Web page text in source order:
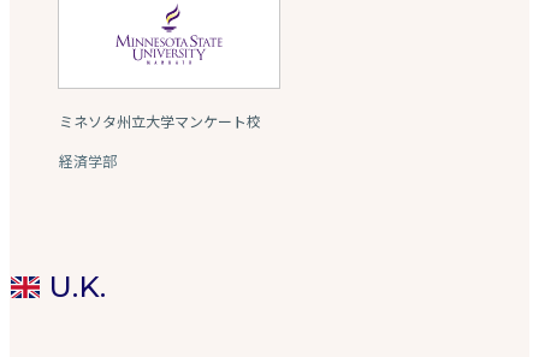
ミネソタ州立大学マンケート校
経済学部
U.K.